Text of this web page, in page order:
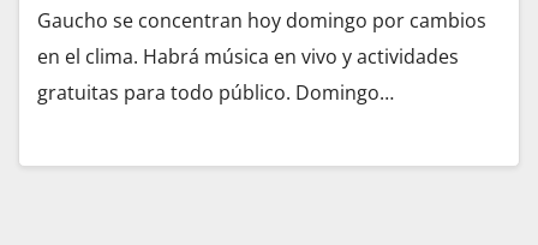
Gaucho se concentran hoy domingo por cambios
en el clima. Habrá música en vivo y actividades
gratuitas para todo público. Domingo…